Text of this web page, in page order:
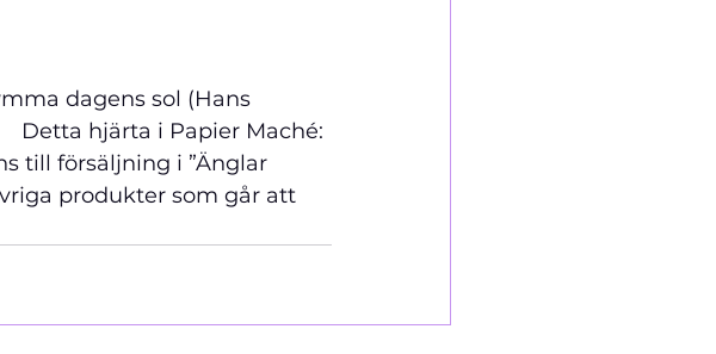
dagens sol (Hans
Detta hjärta i Papier Maché:
till försäljning i ”Änglar
produkter som går att